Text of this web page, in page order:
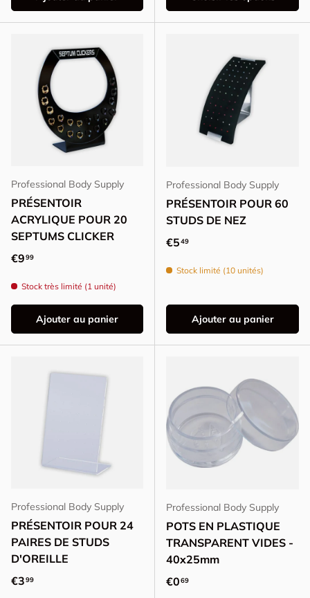
Professional Body Supply
PRÉSENTOIR
ACRYLIQUE POUR 20
SEPTUMS CLICKER
Prix habituel
€999
Stock très limité (1 unité)
Ajouter au panier
Professional Body Supply
PRÉSENTOIR POUR 60
STUDS DE NEZ
Prix habituel
€549
Stock limité (10 unités)
Ajouter au panier
Professional Body Supply
PRÉSENTOIR POUR 24
PAIRES DE STUDS
D'OREILLE
Prix habituel
€399
Professional Body Supply
POTS EN PLASTIQUE
TRANSPARENT VIDES -
40x25mm
Prix habituel
€069